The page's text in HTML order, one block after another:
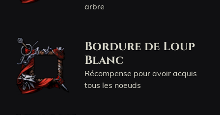
arbre
Bordure de Loup
Blanc
Récompense pour avoir acquis
tous les noeuds